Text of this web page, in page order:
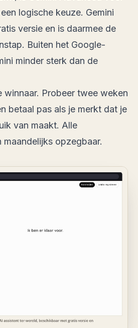
logische keuze. Gemini
versie en is daarmee de
Buiten het Google-
minder sterk dan de
winnaar. Probeer twee weken
betaal pas als je merkt dat je
van maakt. Alle
maandelijks opzegbaar.